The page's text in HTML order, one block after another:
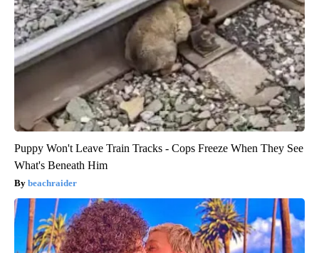
Puppy Won't Leave Train Tracks - Cops Freeze When They See
What's Beneath Him
beachraider